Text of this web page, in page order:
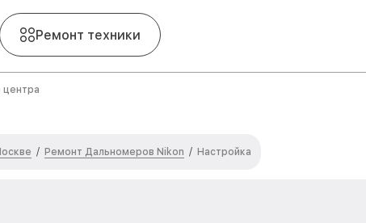
Ремонт техники
центра
/ Ремонт Дальномеров Nikon / Настройка